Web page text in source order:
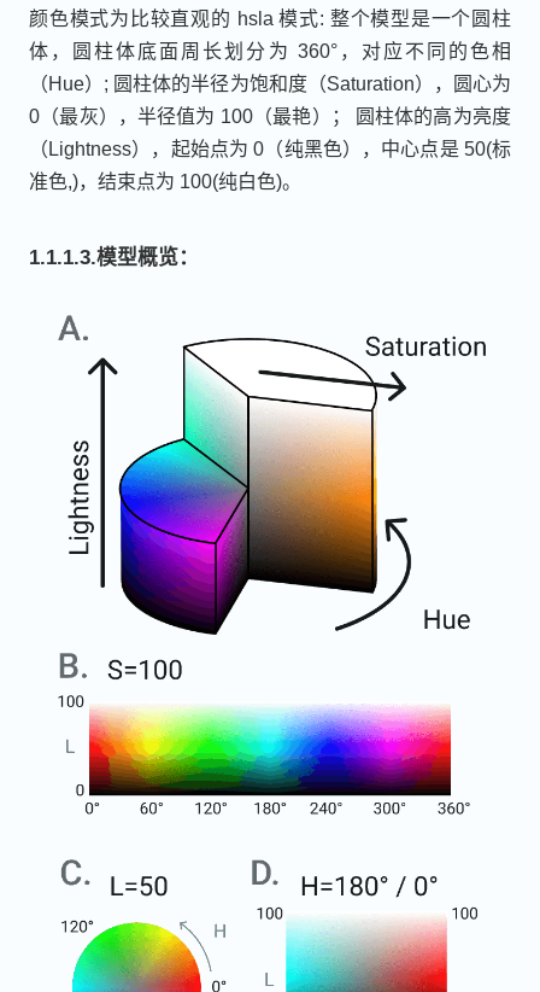
颜色模式为比较直观的 hsla 模式: 整个模型是一个圆柱
体，圆柱体底面周长划分为 360°，对应不同的色相
（Hue）; 圆柱体的半径为饱和度（Saturation），圆心为
0（最灰），半径值为 100（最艳）； 圆柱体的高为亮度
（Lightness），起始点为 0（纯黑色），中心点是 50(标
准色,)，结束点为 100(纯白色)。
1.1.1.3.模型概览：